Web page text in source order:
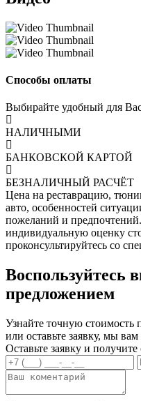
Способы оплаты
Выбирайте удобный для
НАЛИЧНЫМИ
БАНКОВСКОЙ КАРТОЙ
БЕЗНАЛИЧНЫЙ РАСЧЁТ
Цена на реставрацию,
авто, особенностей
пожеланий и
индивидуальную оценку
проконсультируйтесь со
Воспользуйтесь
предложением
Узнайте точную стоимость
или оставьте заявку, мы
Оставьте заявку и получите